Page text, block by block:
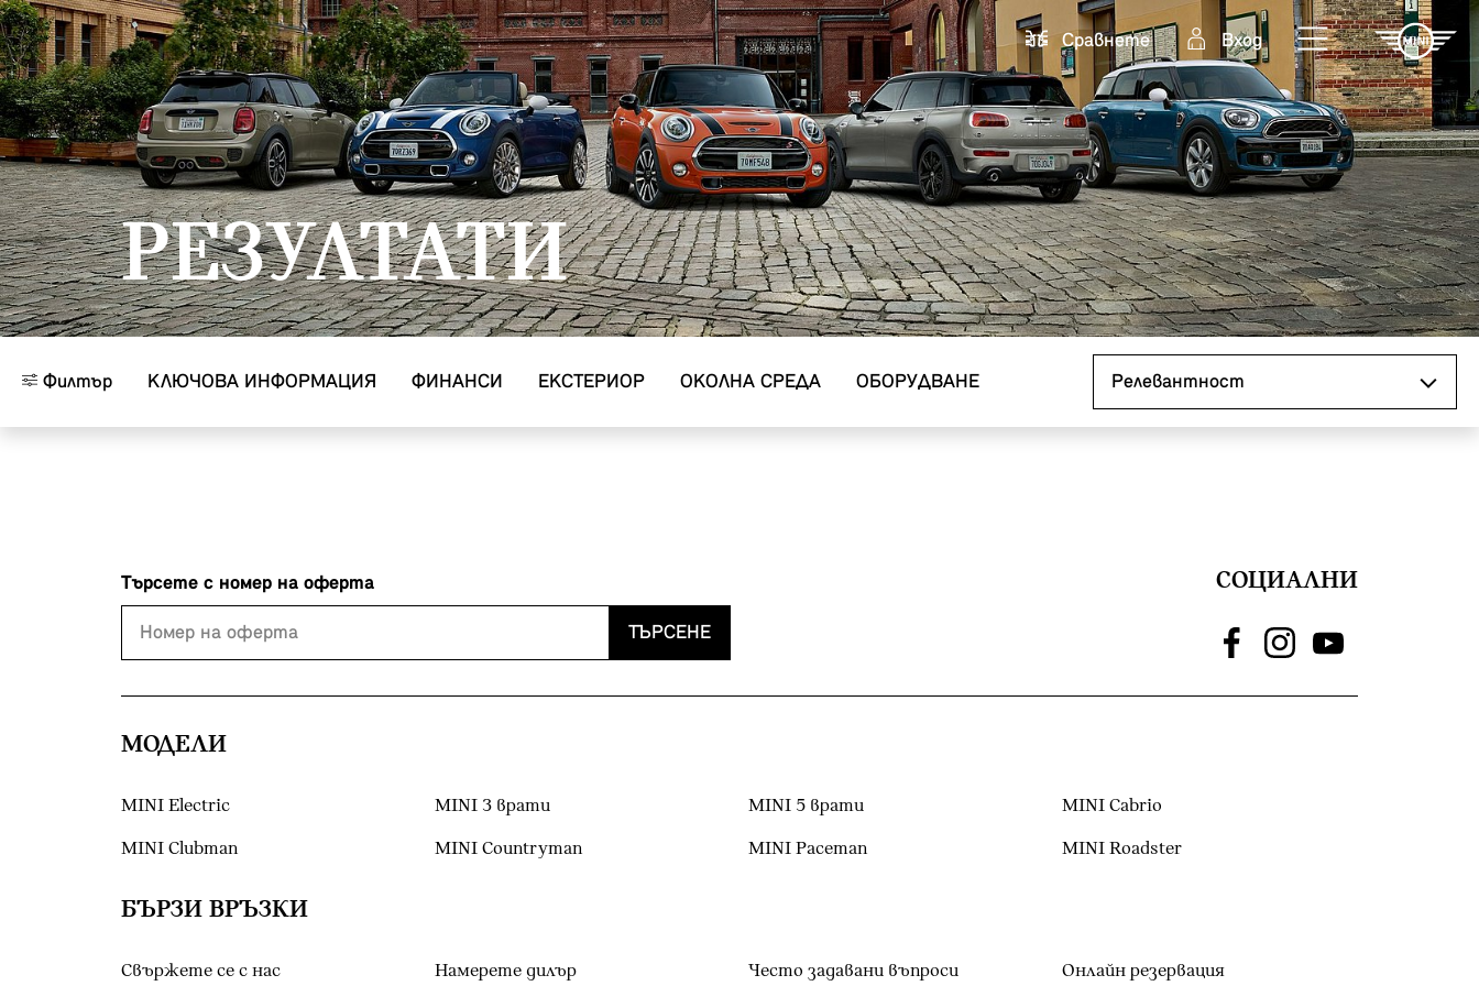
Към основното съдържание
Cравнете
Вход
РЕЗУЛТАТИ
Филтър КЛЮЧОВА ИНФОРМАЦИЯ ФИНАНСИ EКСТЕРИОР ОКОЛНА СРЕДА ОБОРУДВАНЕ
Търсете с номер на оферта
ТЪРСЕНЕ
СОЦИАЛНИ
МОДЕЛИ
MINI Electric MINI 3 врати MINI 5 врати MINI Cabrio
MINI Clubman MINI Countryman MINI Paceman MINI Roadster
БЪРЗИ ВРЪЗКИ
Свържете се с нас Намерете дилър Често задавани въпроси Онлайн резервация